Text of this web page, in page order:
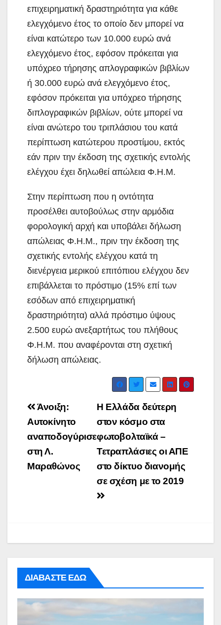
επιχειρηματική δραστηριότητα για κάθε
ελεγχόμενο έτος το οποίο δεν μπορεί να
είναι κατώτερο των 10.000 ευρώ ανά
ελεγχόμενο έτος, εφόσον πρόκειται για
υπόχρεο τήρησης απλογραφικών βιβλίων
ή 30.000 ευρώ ανά ελεγχόμενο έτος,
εφόσον πρόκειται για υπόχρεο τήρησης
διπλογραφικών βιβλίων, ούτε μπορεί να
είναι ανώτερο του τριπλάσιου του κατά
περίπτωση κατώτερου προστίμου, εκτός
εάν πριν την έκδοση της σχετικής εντολής
ελέγχου έχει δηλωθεί απώλεια Φ.Η.Μ.
Στην περίπτωση που η οντότητα
προσέλθει αυτοβούλως στην αρμόδια
φορολογική αρχή και υποβάλει δήλωση
απώλειας Φ.Η.Μ., πριν την έκδοση της
σχετικής εντολής ελέγχου κατά τη
διενέργεια μερικού επιτόπιου ελέγχου δεν
επιβάλλεται το πρόστιμο (15% επί των
εσόδων από επιχειρηματική
δραστηριότητα) αλλά πρόστιμο ύψους
2.500 ευρώ ανεξαρτήτως του πλήθους
Φ.Η.Μ. που αναφέρονται στη σχετική
δήλωση απώλειας.
Post
navigation
Η Ελλάδα δεύτερη
στον κόσμο στα
φωτοβολταϊκά –
Τετραπλάσιες οι ΑΠΕ
στο δίκτυο διανομής
σε σχέση με το 2019
Άνοιξη:
Αυτοκίνητο
αναποδογύρισε
στη Λ.
Μαραθώνος
ΔΙΑΒΑΣΤΕ ΕΔΩ